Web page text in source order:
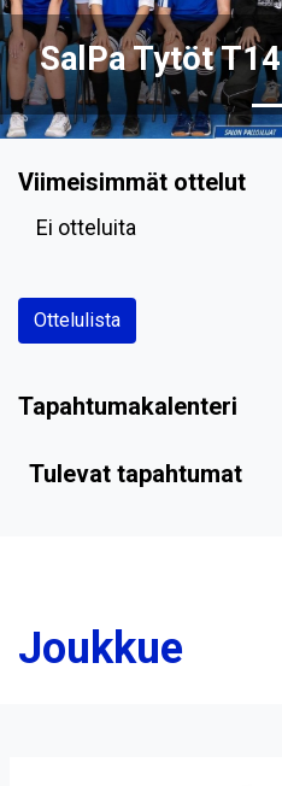
SalPa Tytöt T14
Viimeisimmät ottelut
Ei otteluita
Ottelulista
Tapahtumakalenteri
Tulevat tapahtumat
Joukkue